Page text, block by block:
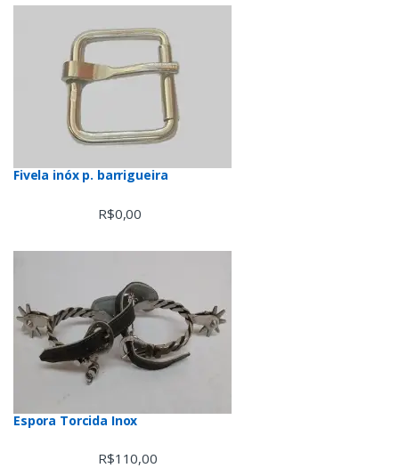
Fivela inóx p. barrigueira
R$0,00
Espora Torcida Inox
R$110,00